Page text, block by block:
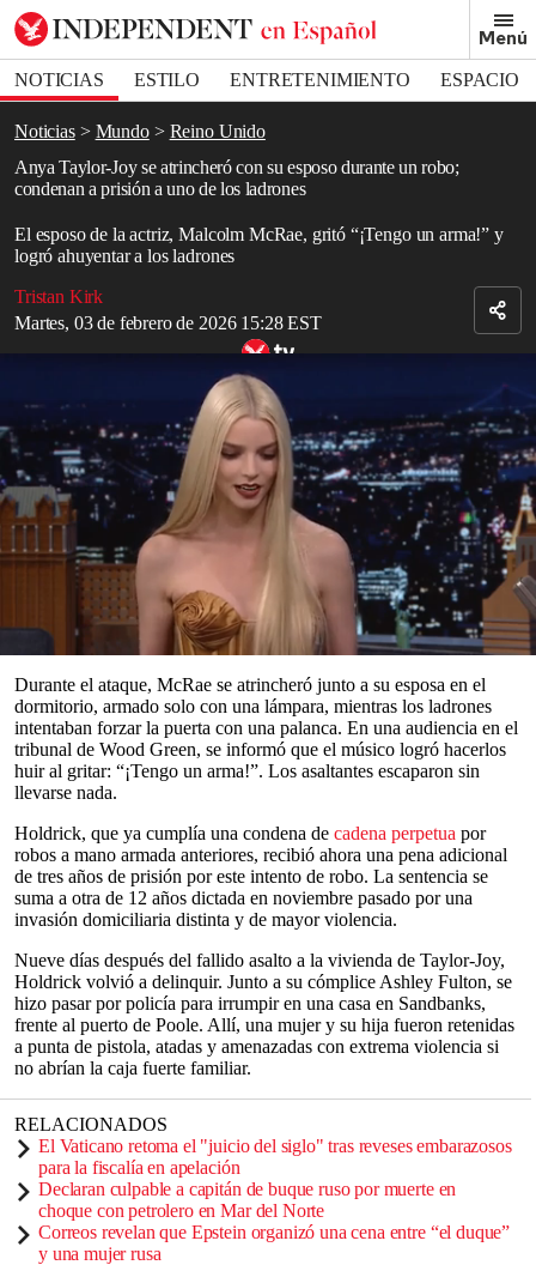
Menú
NOTICIAS ESTILO ENTRETENIMIENTO
ESPACIO
DEPORTES
Noticias Mundo
Reino Unido
Anya Taylor-Joy se atrincheró con su esposo durante un robo;
condenan a prisión a uno de los ladrones
El esposo de la actriz, Malcolm McRae, gritó “¡Tengo un arma!” y
logró ahuyentar a los ladrones
Tristan Kirk
Martes, 03 de febrero de 2026 15:28 EST
Bookmark popover
Removed from bookmarks
Close popover
seconds
seconds
Anya Taylor-Joy revela cómo Jimmy Fallon le “salvó” la vida
Read in English
Un delincuente reincidentearmado fuecondenadoaprisión por
intentar ingresar al dormitorio de la actriz Anya Taylor-Joyen una
mansión deLondres, donde su esposo, el músico Malcolm McRae,
logró ahuyentar a los intrusos.
El acusado, Kirk Holdrick, de 43 años, formaba parte de un dúo de
hombres encapuchados que irrumpieron en la propiedad de lujo en
febrero de 2023. Según la fiscalía, el asalto pudo haber estado
dirigido específicamente contra los ocupantes famosos.
Durante el ataque, McRae se atrincheró junto a su esposa en el
dormitorio, armado solo con una lámpara, mientras los ladrones
intentaban forzar la puerta con una palanca. En una audiencia en el
tribunal de Wood Green, se informó que el músico logró hacerlos
huir al gritar: “¡Tengo un arma!”. Los asaltantes escaparon sin
llevarse nada.
Holdrick, que ya cumplía una condena de cadena perpetua por
robos a mano armada anteriores, recibió ahora una pena adicional
de tres años de prisión por este intento de robo. La sentencia se
suma a otra de 12 años dictada en noviembre pasado por una
invasión domiciliaria distinta y de mayor violencia.
Nueve días después del fallido asalto a la vivienda de Taylor-Joy,
Holdrick volvió a delinquir. Junto a su cómplice Ashley Fulton, se
hizo pasar por policía para irrumpir en una casa en Sandbanks,
frente al puerto de Poole. Allí, una mujer y su hija fueron retenidas
a punta de pistola, atadas y amenazadas con extrema violencia si
no abrían la caja fuerte familiar.
RELACIONADOS
El Vaticano retoma el "juicio del siglo" tras reveses embarazosos
para la fiscalía en apelación
Declaran culpable a capitán de buque ruso por muerte en
choque con petrolero en Mar del Norte
Correos revelan que Epstein organizó una cena entre “el duque”
y una mujer rusa